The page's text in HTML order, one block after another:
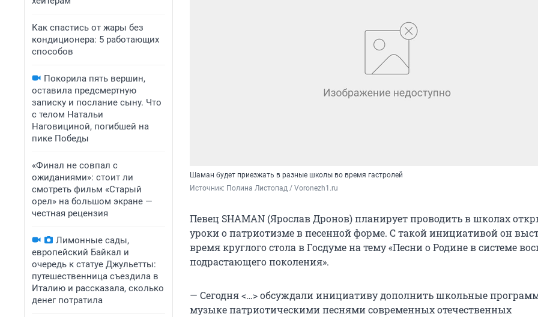
Как спастись от жары без
кондиционера: 5 работающих
способов
Покорила пять вершин,
оставила предсмертную
записку и послание сыну. Что
с телом Натальи
Наговициной, погибшей на
пике Победы
«Финал не совпал с
ожиданиями»: стоит ли
смотреть фильм «Старый
орел» на большом экране —
честная рецензия
Лимонные сады,
европейский Байкал и
очередь к статуе Джульетты:
путешественница съездила в
Италию и рассказала, сколько
денег потратила
Шаман будет приезжать в разные школы во время гастролей
Источник: Полина Листопад / Voronezh1.ru
Певец SHAMAN (Ярослав Дронов) планирует проводить в школах
уроки о патриотизме в песенной форме. С такой инициативой он
время круглого стола в Госдуме на тему «Песни о Родине в системе
подрастающего поколения».
— Сегодня <…> обсуждали инициативу дополнить школьные
музыке патриотическими песнями современных отечественных